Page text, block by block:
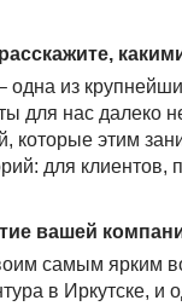
одна из
для нас далеко
которые этим
для клиентов,
вашей
самым ярким
в Иркутске, и